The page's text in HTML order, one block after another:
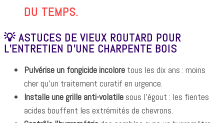
DU TEMPS.
💡 ASTUCES DE VIEUX ROUTARD POUR
L’ENTRETIEN D’UNE CHARPENTE BOIS
Pulvérise un fongicide incolore tous les dix ans : moins
cher qu’un traitement curatif en urgence.
Installe une grille anti-volatile sous l’égout : les fientes
acides bouffent les extrémités de chevrons.